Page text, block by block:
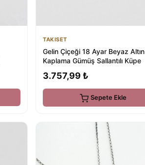
TAKISET
Gelin Çiçeği 18 Ayar Beyaz Altın
Kaplama Gümüş Sallantılı Küpe
3.757,99 ₺
Sepete Ekle